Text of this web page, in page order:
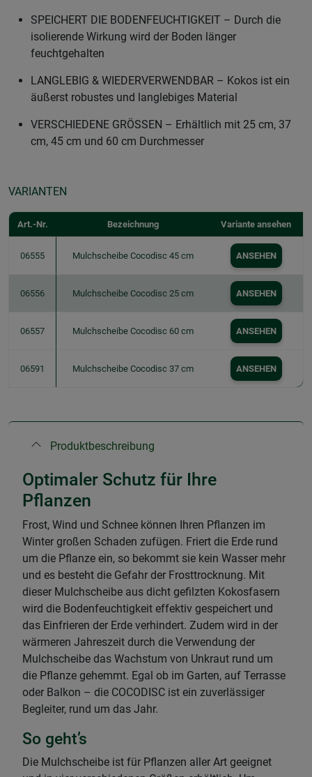
SPEICHERT DIE BODENFEUCHTIGKEIT – Durch die
isolierende Wirkung wird der Boden länger
feuchtgehalten
LANGLEBIG & WIEDERVERWENDBAR – Kokos ist ein
äußerst robustes und langlebiges Material
VERSCHIEDENE GRÖSSEN – Erhältlich mit 25 cm, 37
cm, 45 cm und 60 cm Durchmesser
VARIANTEN
Art.-Nr. Bezeichnung Variante ansehen
06555 Mulchscheibe Cocodisc 45 cm ANSEHEN
06556 Mulchscheibe Cocodisc 25 cm ANSEHEN
06557 Mulchscheibe Cocodisc 60 cm ANSEHEN
06591 Mulchscheibe Cocodisc 37 cm ANSEHEN
Produktbeschreibung
Optimaler Schutz für Ihre
Pflanzen
Frost, Wind und Schnee können Ihren Pflanzen im
Winter großen Schaden zufügen. Friert die Erde rund
um die Pflanze ein, so bekommt sie kein Wasser mehr
und es besteht die Gefahr der Frosttrocknung. Mit
dieser Mulchscheibe aus dicht gefilzten Kokosfasern
wird die Bodenfeuchtigkeit effektiv gespeichert und
das Einfrieren der Erde verhindert. Zudem wird in der
wärmeren Jahreszeit durch die Verwendung der
Mulchscheibe das Wachstum von Unkraut rund um
die Pflanze gehemmt. Egal ob im Garten, auf Terrasse
oder Balkon – die COCODISC ist ein zuverlässiger
Begleiter, rund um das Jahr.
So geht’s
Die Mulchscheibe ist für Pflanzen aller Art geeignet